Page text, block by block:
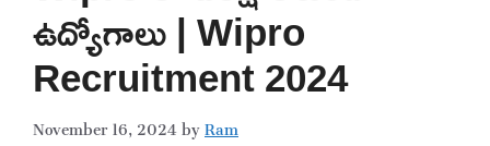
ఉద్యోగాలు | Wipro
Recruitment 2024
November 16, 2024byRam